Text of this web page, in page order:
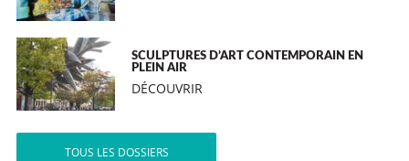
SCULPTURES D’ART CONTEMPORAIN EN
PLEIN AIR
DÉCOUVRIR
TOUS LES DOSSIERS